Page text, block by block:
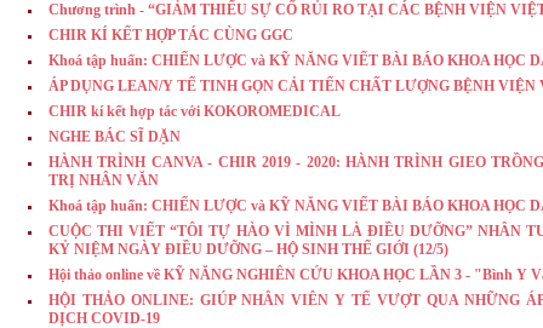
Chương trình - “GIẢM THIỂU SỰ CỐ RỦI RO TẠI CÁC BỆNH VIỆN
CHIR KÍ KẾT HỢP TÁC CÙNG GGC
Khoá tập huấn: CHIẾN LƯỢC và KỸ NĂNG VIẾT BÀI BÁO KHOA HỌC
ÁP DỤNG LEAN/Y TẾ TINH GỌN CẢI TIẾN CHẤT LƯỢNG BỆNH VIỆN
CHIR kí kết hợp tác với KOKOROMEDICAL
NGHE BÁC SĨ DẶN
HÀNH TRÌNH CANVA - CHIR 2019 - 2020: HÀNH TRÌNH GIEO
TRỊ NHÂN VĂN
Khoá tập huấn: CHIẾN LƯỢC và KỸ NĂNG VIẾT BÀI BÁO KHOA HỌC
CUỘC THI VIẾT “TÔI TỰ HÀO VÌ MÌNH LÀ ĐIỀU DƯỠNG” NHÂN
KỶ NIỆM NGÀY ĐIỀU DƯỠNG – HỘ SINH THẾ GIỚI (12/5)
Hội thảo online về KỸ NĂNG NGHIÊN CỨU KHOA HỌC LẦN 3 - "Bình Y
HỘI THẢO ONLINE: GIÚP NHÂN VIÊN Y TẾ VƯỢT QUA NHỮNG
DỊCH COVID-19